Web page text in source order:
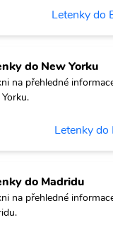
Letenky do
do New Yorku
na přehledné
Letenky do
do Madridu
na přehledné